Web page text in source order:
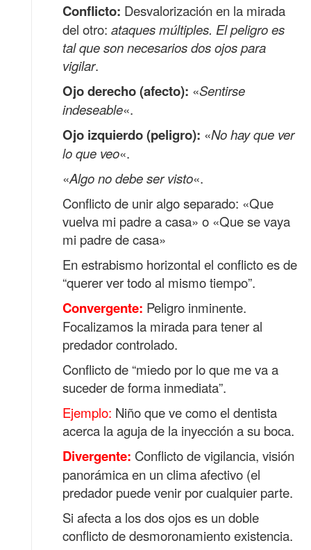
Conflicto: Desvalorización en la mirada
del otro: ataques múltiples. El peligro es
tal que son necesarios dos ojos para
vigilar.
Ojo derecho (afecto): «Sentirse
indeseable«.
Ojo izquierdo (peligro): «No hay que ver
lo que veo«.
«Algo no debe ser visto«.
Conflicto de unir algo separado: «Que
vuelva mi padre a casa» o «Que se vaya
mi padre de casa»
En estrabismo horizontal el conflicto es de
“querer ver todo al mismo tiempo”.
Convergente: Peligro inminente.
Focalizamos la mirada para tener al
predador controlado.
Conflicto de “miedo por lo que me va a
suceder de forma inmediata”.
Ejemplo: Niño que ve como el dentista
acerca la aguja de la inyección a su boca.
Divergente: Conflicto de vigilancia, visión
panorámica en un clima afectivo (el
predador puede venir por cualquier parte.
Si afecta a los dos ojos es un doble
conflicto de desmoronamiento existencia.